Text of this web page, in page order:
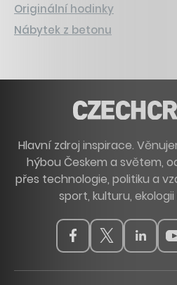
Originální hodinky
Nábytek z betonu
Hlavní zdroj inspirace.
hýbou Českem a světem,
přes technologie, politiku a
sport, kulturu,